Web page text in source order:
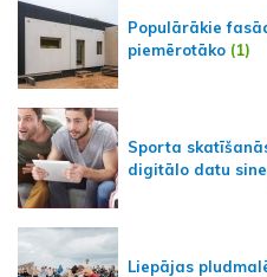
Populārākie
piemērotāko (1)
Sporta
digitālo datu
Liepājas